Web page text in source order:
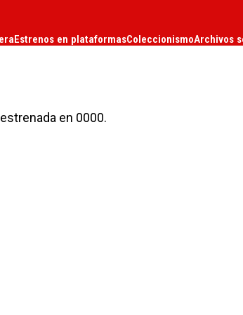
Estrenos en plataformasColeccionismoArchivos
en 0000.